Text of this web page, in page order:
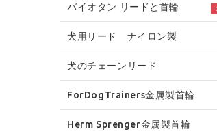
バイオタン リードと首輪
犬用リード ナイロン製
犬のチェーンリード
ForDogTrainers金属製首輪
Herm Sprenger金属製首輪